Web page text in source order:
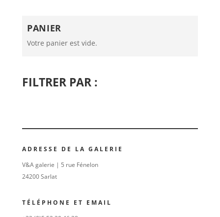
PANIER
Votre panier est vide.
FILTRER PAR :
ADRESSE DE LA GALERIE
V&A galerie | 5 rue Fénelon
24200 Sarlat
TÉLÉPHONE ET EMAIL